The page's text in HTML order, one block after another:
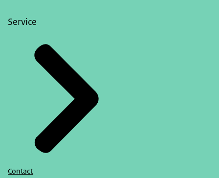
Service
Contact